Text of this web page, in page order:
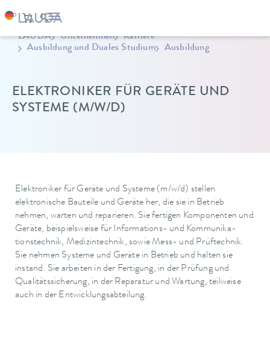
LAUDA Unternehmen
Karriere
Ausbildung und Duales Studium
Ausbildung
ELEKTRONIKER FÜR GERÄTE UND
SYSTEME (M/W/D)
Elektroniker für Geräte und Systeme (m/w/d) stellen
elektronische Bauteile und Geräte her, die sie in Betrieb
nehmen, warten und reparieren. Sie fertigen Komponenten und
Geräte, beispielsweise für Informations- und Kommunika-
tionstechnik, Medizintechnik, sowie Mess- und Prüftechnik.
Sie nehmen Systeme und Geräte in Betrieb und halten sie
instand. Sie arbeiten in der Fertigung, in der Prüfung und
Qualitätssicherung, in der Reparatur und Wartung, teilweise
auch in der Entwicklungsabteilung.